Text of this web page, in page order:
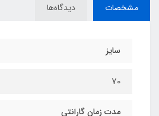
مشخصات دیدگاه‌ها
سایز
70
مدت زمان گارانتی